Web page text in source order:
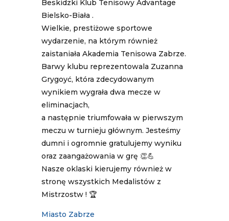
Beskidzki Klub Tenisowy Advantage
Bielsko-Biała .
Wielkie, prestiżowe sportowe
wydarzenie, na którym również
zaistaniała Akademia Tenisowa Zabrze.
Barwy klubu reprezentowala Zuzanna
Grygoyć, która zdecydowanym
wynikiem wygrała dwa mecze w
eliminacjach,
a następnie triumfowała w pierwszym
meczu w turnieju głównym. Jesteśmy
dumni i ogromnie gratulujemy wyniku
oraz zaangażowania w grę 👏💪
Nasze oklaski kierujemy również w
stronę wszystkich Medalistów z
Mistrzostw ! 🏆
Miasto Zabrze